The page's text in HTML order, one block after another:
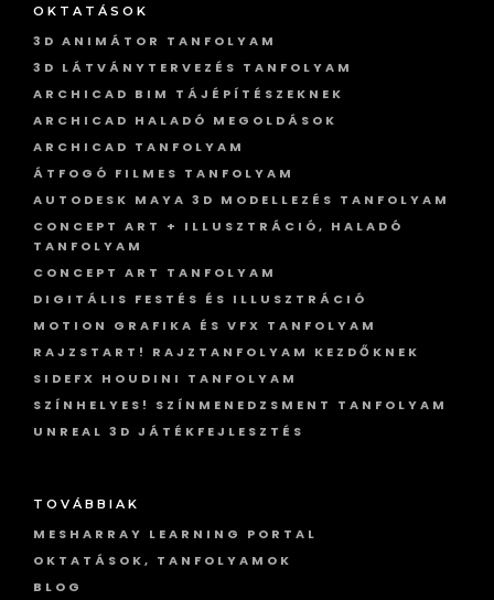
OKTATÁSOK
3D ANIMÁTOR TANFOLYAM
3D LÁTVÁNYTERVEZÉS TANFOLYAM
ARCHICAD BIM TÁJÉPÍTÉSZEKNEK
ARCHICAD HALADÓ MEGOLDÁSOK
ARCHICAD TANFOLYAM
ÁTFOGÓ FILMES TANFOLYAM
AUTODESK MAYA 3D MODELLEZÉS TANFOLYAM
CONCEPT ART + ILLUSZTRÁCIÓ, HALADÓ
TANFOLYAM
CONCEPT ART TANFOLYAM
DIGITÁLIS FESTÉS ÉS ILLUSZTRÁCIÓ
MOTION GRAFIKA ÉS VFX TANFOLYAM
RAJZSTART! RAJZTANFOLYAM KEZDŐKNEK
SIDEFX HOUDINI TANFOLYAM
SZÍNHELYES! SZÍNMENEDZSMENT TANFOLYAM
UNREAL 3D JÁTÉKFEJLESZTÉS
TOVÁBBIAK
MESHARRAY LEARNING PORTAL
OKTATÁSOK, TANFOLYAMOK
BLOG